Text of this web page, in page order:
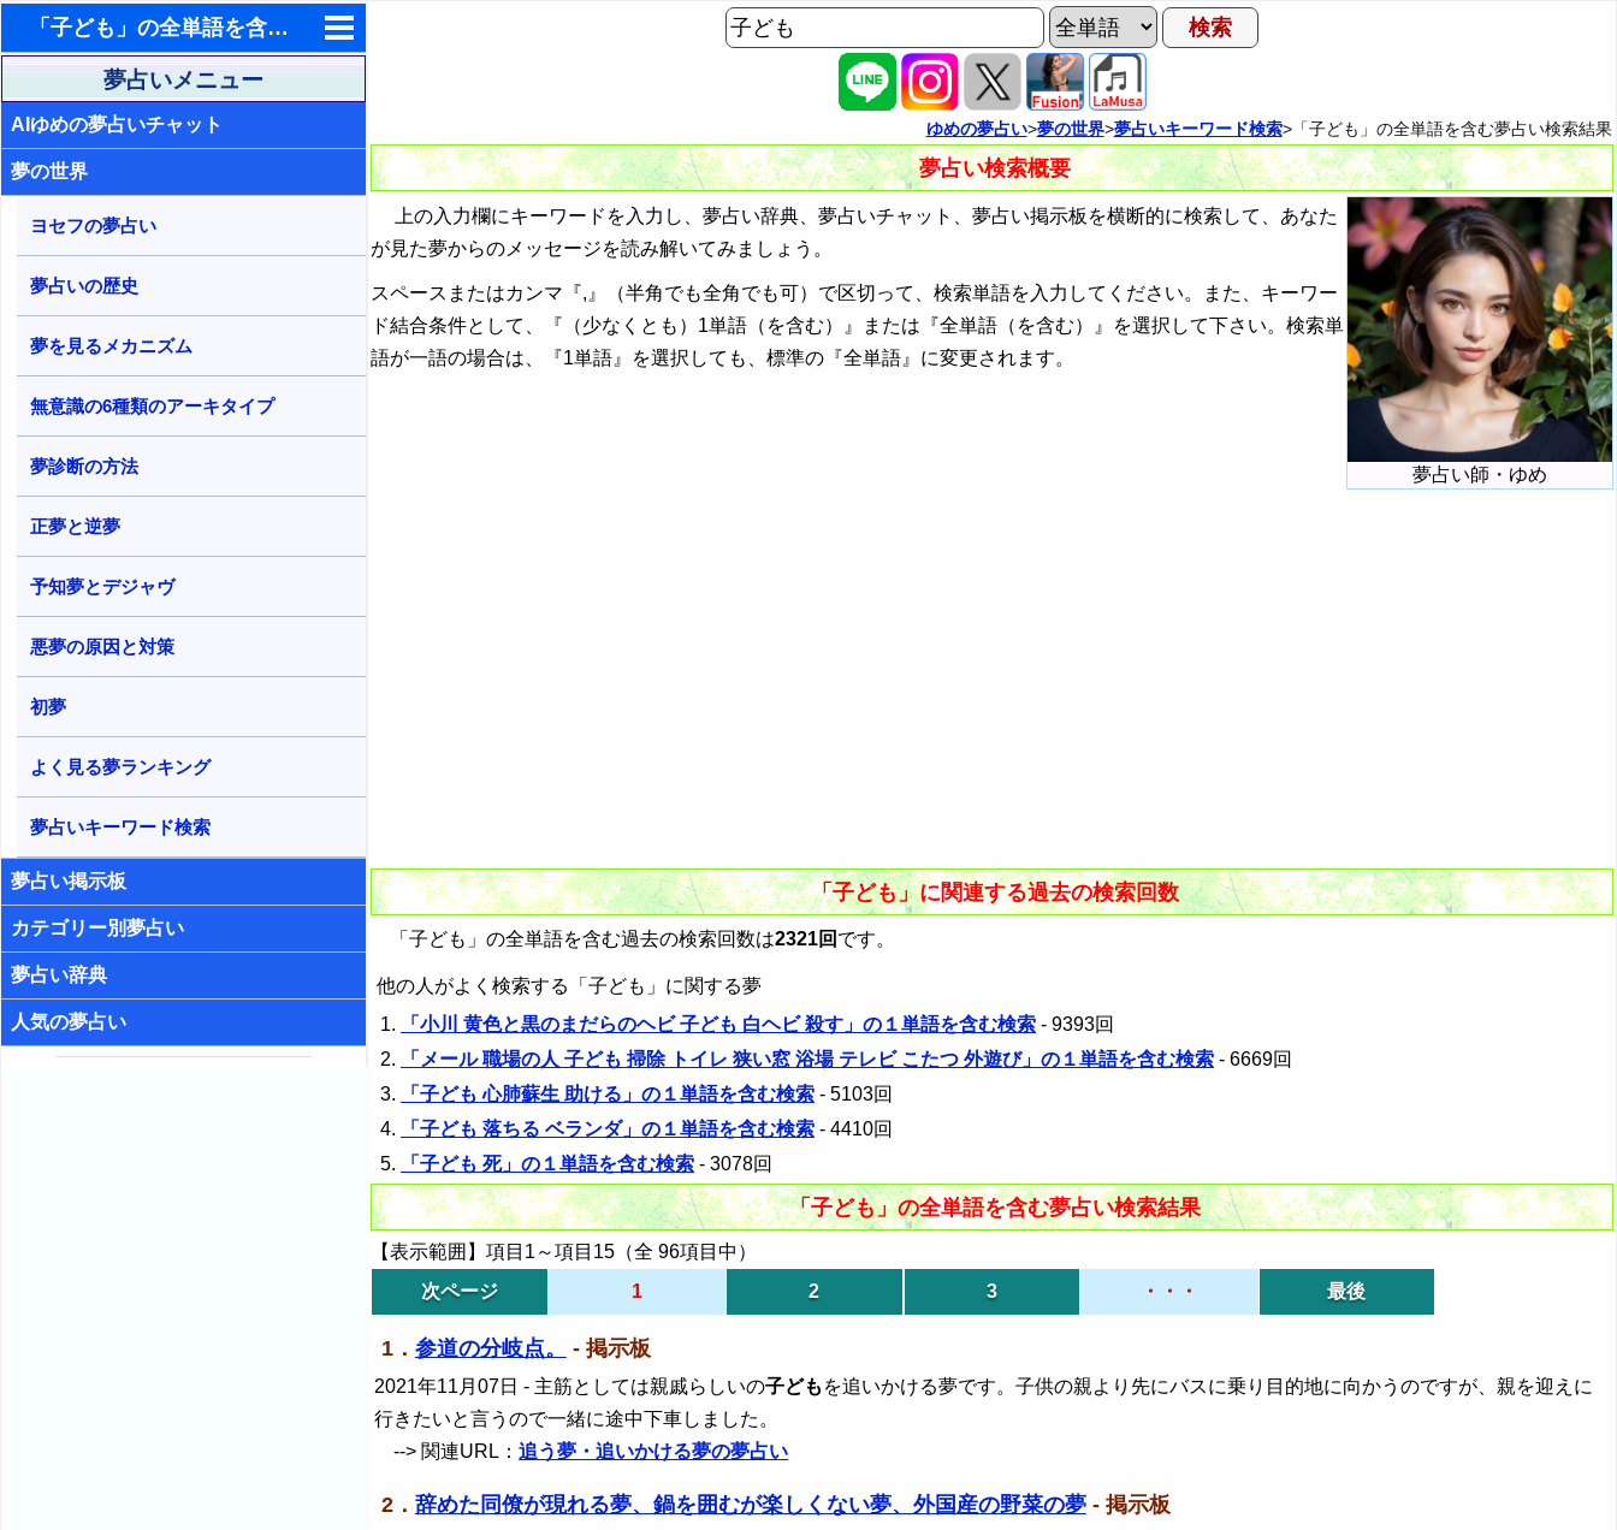
「子ども」の全単語を含む夢占い検索結果
東洋・西洋占星術
ホラリー占星術
手相占いで未来診断
タロットカードで無料占い
命名の姓名判断
飛星派風水で住宅開運
男と女の心理学と心理テスト
夢占いメニュー
AIゆめの夢占いチャット
夢の世界
ヨセフの夢占い
夢占いの歴史
夢を見るメカニズム
無意識の6種類のアーキタイプ
夢診断の方法
正夢と逆夢
予知夢とデジャヴ
悪夢の原因と対策
初夢
よく見る夢ランキング
夢占いキーワード検索
夢占い掲示板
カテゴリー別夢占い
夢占い辞典
人気の夢占い
ゆめの夢占い>夢の世界>夢占いキーワード検索>「子ども」の全単語を含む夢占い検索結果
夢占い検索概要
夢占い師・ゆめ
上の入力欄にキーワードを入力し、夢占い辞典、夢占いチャット、夢占い掲示板を横断的に検索して、あなた
が見た夢からのメッセージを読み解いてみましょう。
スペースまたはカンマ『,』（半角でも全角でも可）で区切って、検索単語を入力してください。また、キーワー
ド結合条件として、『（少なくとも）1単語（を含む）』または『全単語（を含む）』を選択して下さい。検索単
語が一語の場合は、『1単語』を選択しても、標準の『全単語』に変更されます。
「子ども」に関連する過去の検索回数
「子ども」の全単語を含む過去の検索回数は2321回 です。
他の人がよく検索する「子ども」に関する夢
「小川 黄色と黒のまだらのヘビ 子ども 白ヘビ 殺す」の１単語を含む検索 - 9393回
「メール 職場の人 子ども 掃除 トイレ 狭い窓 浴場 テレビ こたつ 外遊び」の１単語を含む検索 - 6669回
「子ども 心肺蘇生 助ける」の１単語を含む検索 - 5103回
「子ども 落ちる ベランダ」の１単語を含む検索 - 4410回
「子ども 死」の１単語を含む検索 - 3078回
「子ども」の全単語を含む夢占い検索結果
【表示範囲】項目1～項目15（全 96項目中）
次ページ
1 2 3 ・・・ 最後
1． 参道の分岐点。 - 掲示板
2021年11月07日 - 主筋としては親戚らしいの子ども を追いかける夢です。子供の親より先にバスに乗り目的地に向かうのですが、親を迎えに
行きたいと言うので一緒に途中下車しました。
--> 関連URL：追う夢・追いかける夢の夢占い
2． 辞めた同僚が現れる夢、鍋を囲むが楽しくない夢、外国産の野菜の夢- 掲示板